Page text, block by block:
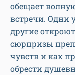
обещает
встречи. Одни
другие
сюрпризы
чувств и как
обрести